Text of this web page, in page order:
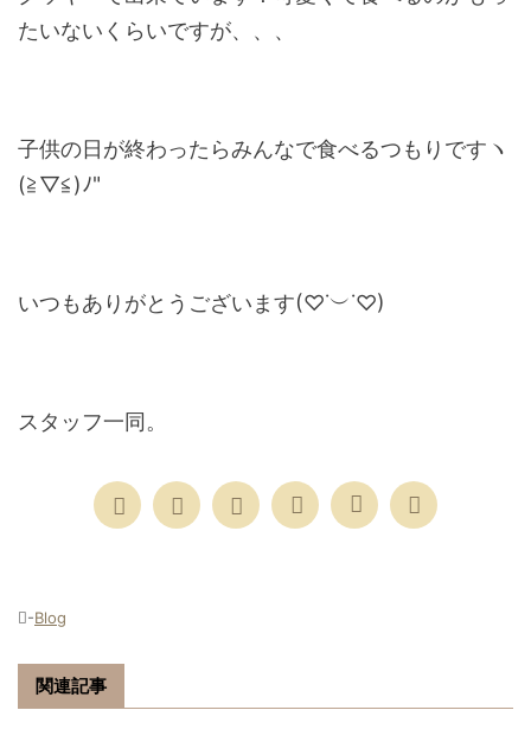
たいないくらいですが、、、
子供の日が終わったらみんなで食べるつもりですヽ
(≧▽≦)ﾉ"
いつもありがとうございます(♡˙︶˙♡)
スタッフ一同。
-Blog
関連記事